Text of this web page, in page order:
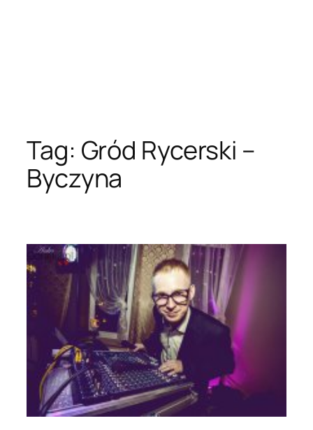
Tag: Gród Rycerski –
Byczyna